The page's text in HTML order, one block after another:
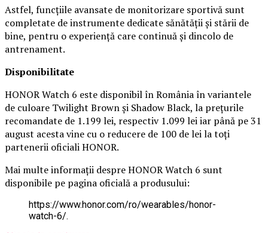
Astfel, funcțiile avansate de monitorizare sportivă sunt
completate de instrumente dedicate sănătății și stării de
bine, pentru o experiență care continuă și dincolo de
antrenament.
Disponibilitate
HONOR Watch 6 este disponibil în România în variantele
de culoare Twilight Brown și Shadow Black, la prețurile
recomandate de 1.199 lei, respectiv 1.099 lei iar până pe 31
august acesta vine cu o reducere de 100 de lei la toți
partenerii oficiali HONOR.
Mai multe informații despre HONOR Watch 6 sunt
disponibile pe pagina oficială a produsului:
https://www.honor.com/ro/wearables/honor-
watch-6/.